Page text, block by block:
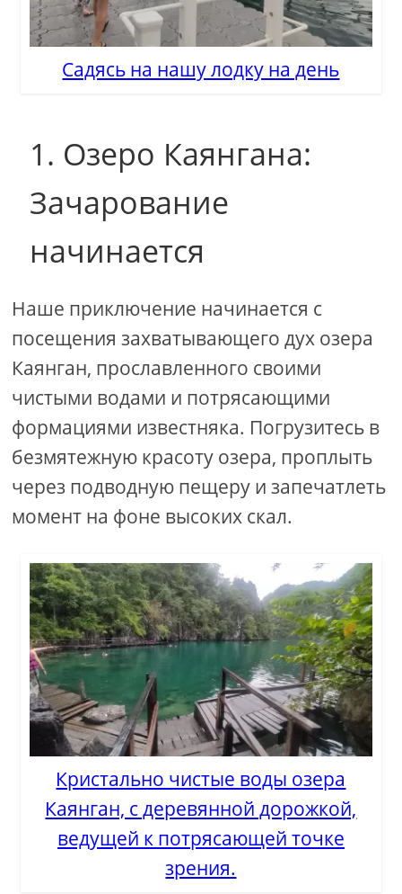
Садясь на нашу лодку на день
1. Озеро Каянгана:
Зачарование
начинается
Наше приключение начинается с
посещения захватывающего дух озера
Каянган, прославленного своими
чистыми водами и потрясающими
формациями известняка. Погрузитесь в
безмятежную красоту озера, проплыть
через подводную пещеру и запечатлеть
момент на фоне высоких скал.
Кристально чистые воды озера
Каянган, с деревянной дорожкой,
ведущей к потрясающей точке
зрения.